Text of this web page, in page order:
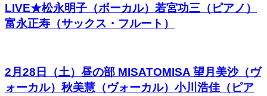
LIVE★松永明子（ボーカル）若宮功三（ピアノ）
富永正寿（サックス・フルート）
2月28日（土）昼の部 MISATOMISA 望月美沙（ヴ
ォーカル）秋美慧（ヴォーカル）小川浩佳（ピア